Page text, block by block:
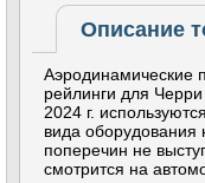
Описание
Аэродинамические
рейлинги для
2024 г.
вида
поперечин не
смотрится на